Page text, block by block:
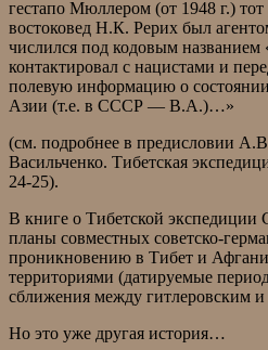
гестапо Мюллером (от 1948 г.) тот
востоковед Н.К. Рерих был
числился под кодовым
контактировал с нацистами и
полевую информацию о
Азии (т.е. в СССР — В.А.)…»
(см. подробнее в предисловии
Васильченко. Тибетская
24-25).
В книге о Тибетской
планы совместных советско-
проникновению в Тибет и
территориями (датируемые
сближения между гитлеровским
Но это уже другая история…